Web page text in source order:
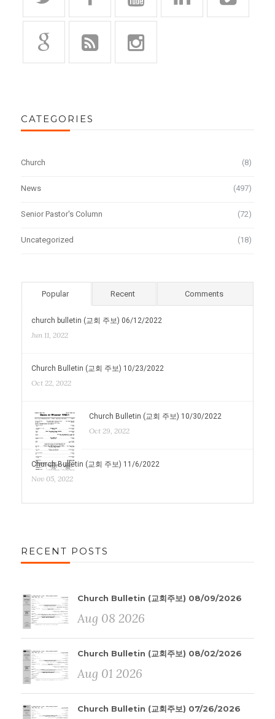
CATEGORIES
Church (8)
News (497)
Senior Pastor's Column (72)
Uncategorized (18)
Popular Recent Comments
church bulletin (교회 주보) 06/12/2022
Jun 11, 2022
Church Bulletin (교회 주보) 10/23/2022
Oct 22, 2022
Church Bulletin (교회 주보) 10/30/2022
Oct 29, 2022
Church Bulletin (교회 주보) 11/6/2022
Nov 05, 2022
RECENT POSTS
Church Bulletin (교회주보) 08/09/2026
Aug 08 2026
Church Bulletin (교회주보) 08/02/2026
Aug 01 2026
Church Bulletin (교회주보) 07/26/2026